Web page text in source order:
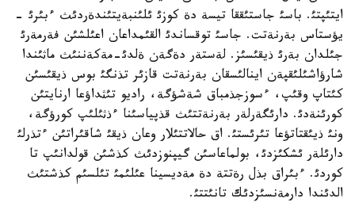
ايتئپتئ. باسئ جاستئققا تيسة دة كوزئ ئلئنبةيتئندةردئث ءبئرئ -
يؤستاس بةرنةتت. جاسئ توقساندئ القئمداعان اعئلشئن فةرمةرئ
جئلدان بةرئ ذيقئسئز. لةستةر دةگةن ةلدئ-مةكةننئث ماثئندا
شارؤاشئلئقپةن اينالئسقان بةرنةتت قازئر تذنگئ بوس ذيقئسئن
كئتاپ وقئپ، ءسوزجذمباق شةشؤگة، راديو تئثداؤعا ارنايتئن
كورئنةدئ. دارئگةرلةر بةرنةتتئث قذپياسئنا ءذثئلئپ كورؤگة،
ونئ ذيئقتاتؤعا تئرئستئ. اق حالاتتئلار وعان ذيقئ شاقئراتئن ءتذرلئ
دارئلةر ئشكئزدئ، بولماعاسئن گيپنوزدئث كذشئن قولدانئپ تا
كوردئ. ءبئراق بذل رةتتة دة مةديسينا عئلئمئ تئلسئم كذشتئث
الدئندا دارمةنسئزدئك تانئتتئ.